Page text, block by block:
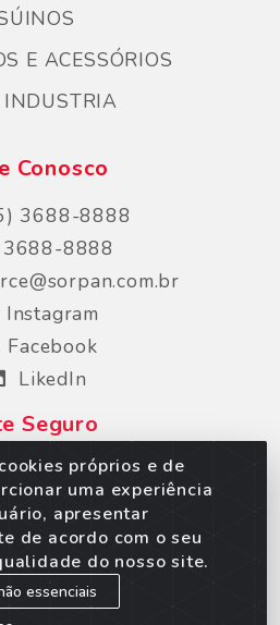
próprios e de
uma experiência
apresentar
de acordo com o seu
do nosso site.
essenciais
E ACESSÓRIOS
Conosco
3688-8888
8888
Instagram
Facebook
LikedIn
Seguro